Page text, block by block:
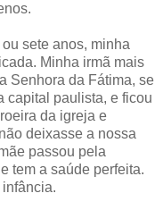
sete anos, minha
Minha irmã mais
Senhora da Fátima, se
capital paulista, e ficou
da igreja e
deixasse a nossa
passou pela
tem a saúde perfeita.